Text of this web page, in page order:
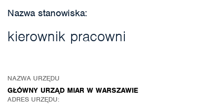
Nazwa stanowiska:
kierownik pracowni
NAZWA URZĘDU
GŁÓWNY URZĄD MIAR W WARSZAWIE
ADRES URZĘDU: